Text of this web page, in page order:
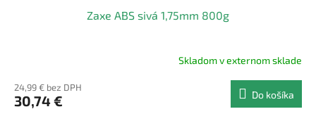
Zaxe ABS sivá 1,75mm 800g
Skladom v externom sklade
24,99 € bez DPH
30,74 € Do košíka